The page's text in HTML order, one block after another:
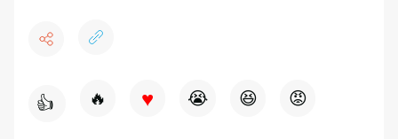
👍 🔥 ♥ 😭 😆 😡